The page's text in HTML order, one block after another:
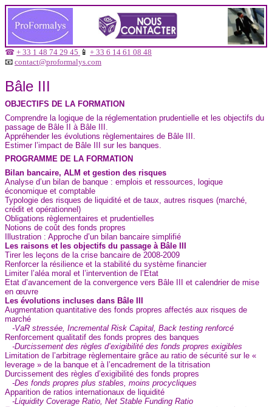
☎ + 33 1 48 74 29 45 📱 + 33 6 14 61 08 48
📧 contact@proformalys.com
Bâle III
OBJECTIFS DE LA FORMATION
Comprendre la logique de la réglementation prudentielle et les objectifs du
passage de Bâle II à Bâle III.
Appréhender les évolutions règlementaires de Bâle III.
Estimer l’impact de Bâle III sur les banques.
PROGRAMME DE LA FORMATION
Bilan bancaire, ALM et gestion des risques
Analyse d’un bilan de banque : emplois et ressources, logique
économique et comptable
Typologie des risques de liquidité et de taux, autres risques (marché,
crédit et opérationnel)
Obligations règlementaires et prudentielles
Notions de coût des fonds propres
Illustration : Approche d’un bilan bancaire simplifié
Les raisons et les objectifs du passage à Bâle III
Tirer les leçons de la crise bancaire de 2008-2009
Renforcer la résilience et la stabilité du système financier
Limiter l’aléa moral et l’intervention de l’Etat
Etat d’avancement de la convergence vers Bâle III et calendrier de mise
en œuvre
Les évolutions incluses dans Bâle III
Augmentation quantitative des fonds propres affectés aux risques de
marché
-VaR stressée, Incremental Risk Capital, Back testing renforcé
Renforcement qualitatif des fonds propres des banques
-Durcissement des règles d’exigibilité des fonds propres exigibles
Limitation de l’arbitrage règlementaire grâce au ratio de sécurité sur le «
leverage » de la banque et à l’encadrement de la titrisation
Durcissement des règles d’exigibilité des fonds propres
-Des fonds propres plus stables, moins procycliques
Apparition de ratios internationaux de liquidité
-Liquidity Coverage Ratio, Net Stable Funding Ratio